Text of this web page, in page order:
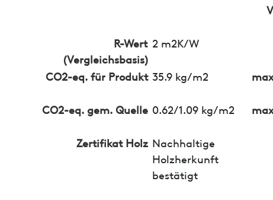
R-Wert
(Vergleichsbasis)
2 m2K/W
CO2-eq. für Produkt 35.9 kg/m2
CO2-eq. gem. Quelle 0.62/1.09 kg/m2
Zertifikat Holz Nachhaltige
Holzherkunft
bestätigt